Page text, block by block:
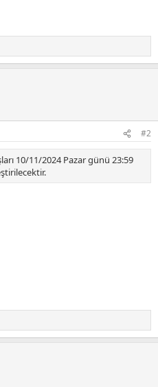
#2
10/11/2024 Pazar günü 23:59